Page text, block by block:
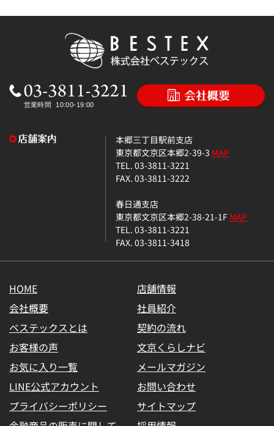
本郷三丁目駅前支店
東京都文京区本郷2-39-3 MAP
TEL. 03-3811-3221
FAX. 03-3811-3222
春日通支店
東京都文京区本郷2-38-21-1FMAP
TEL. 03-3811-3221
FAX. 03-3811-3418
HOME
店舗情報
会社概要
社員紹介
ベステックスとは
契約の流れ
お客様の声
文京くらしナビ
お気に入り一覧
メールマガジン
LINE公式アカウント
お問い合わせ
プライバシーポリシー
サイトマップ